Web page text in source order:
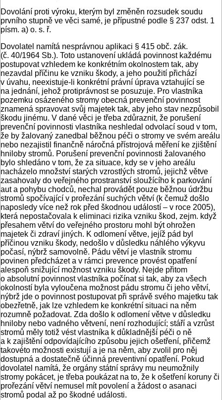
Dovolání proti výroku, kterým byl změněn rozsudek soudu
prvního stupně ve věci samé, je přípustné podle § 237 odst. 1
písm. a) o. s. ř.
Dovolatel namítá nesprávnou aplikaci § 415 obč. zák.
(č. 40/1964 Sb.). Toto ustanovení ukládá povinnost každému
postupovat vzhledem ke konkrétním okolnostem tak, aby
nezavdal příčinu ke vzniku škody, a jeho použití přichází
v úvahu, neexistuje-li konkrétní právní úprava vztahující se
na jednání, jehož protiprávnost se posuzuje. Pro vlastníka
pozemku osázeného stromy obecná prevenční povinnost
znamená spravovat svůj majetek tak, aby jeho stav nezpůsobil
škodu jinému. V dané věci je třeba zdůraznit, že porušení
prevenční povinnosti vlastníka neshledal odvolací soud v tom,
že by žalovaný zanedbal běžnou péči o stromy ve svém areálu
nebo nezajistil finančně náročná přístrojová měření ke zjištění
hniloby stromů. Porušení prevenční povinnosti žalovaného
bylo shledáno v tom, že za situace, kdy se v jeho areálu
nacházelo množství starých vzrostlých stromů, jejichž větve
zasahovaly do veřejného prostranství sloužícího k parkování
aut a pohybu chodců, nechal provádět pouze běžnou údržbu
stromů spočívající v prořezání suchých větví (k čemuž došlo
naposledy více než rok před škodnou událostí – v roce 2005),
která nepostačovala k eliminaci rizika vzniku škod, zejm. když
přesahem větví do veřejného prostoru mohl být ohrožen
majetek či zdraví jiných. K odlomení větve, jejíž pád byl
příčinou vzniku škody, nedošlo v důsledku náhlého výkyvu
počasí, nýbrž samovolně. Pádu větví je vlastník stromu
povinen předcházet a v rámci prevence provést opatření
alespoň snižující možnost vzniku škody. Nejde přitom
o absolutní povinnost vlastníka počínat si tak, aby za všech
okolností byla vyloučena možnost pádu stromu či jeho větví,
nýbrž jde o povinnost postupovat při správě svého majetku tak
obezřetně, jak lze vzhledem ke konkrétní situaci na něm
rozumně požadovat. Zda došlo k odlomení větve v důsledku
hniloby nebo vadného větvení, není rozhodující; stáří a vzrůst
stromů měly totiž vést vlastníka k důkladnější péči o ně
a k zajištění odpovídajícího způsobu jejich ošetření, přičemž
takovéto možnosti existují a je na něm, aby zvolil pro něj
dostupná a dostatečně účinná preventivní opatření. Pokud
dovolatel namítá, že orgány státní správy mu neumožnily
stromy pokácet, je třeba poukázat na to, že k ošetření koruny či
prořezání větví nemusel mít povolení a žádost o asanaci
stromů podal až po škodné události.